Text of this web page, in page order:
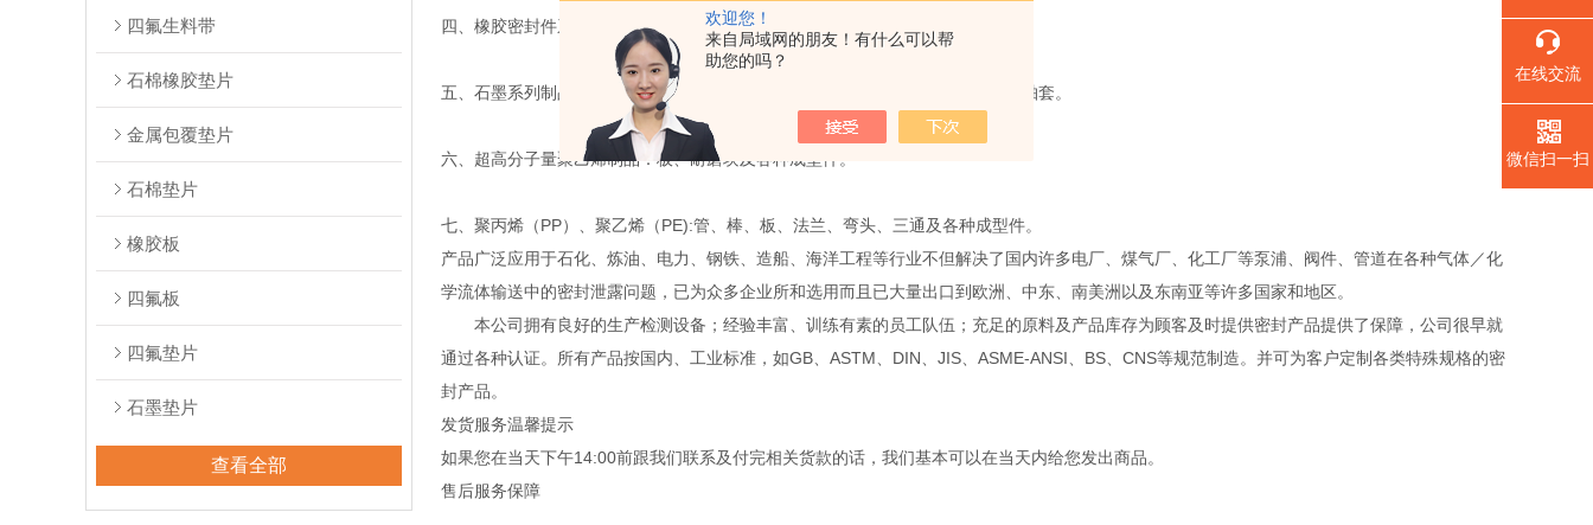
欢迎您！
来自局域网的朋友！有什么可以帮
助您的吗？
四氟生料带
石棉橡胶垫片
金属包覆垫片
石棉垫片
橡胶板
四氟板
四氟垫片
石墨垫片
查看全部
四、橡胶密封件系列制品：氟橡胶、丁晴胶、耐油胶、硅橡胶。
五、石墨系列制品：柔性石墨和电碳石墨，品种有：垫片、填料、平环、液下泵轴套。
六、超高分子量聚乙烯制品：板、耐磨块及各种成型件。
七、聚丙烯（PP）、聚乙烯（PE):管、棒、板、法兰、弯头、三通及各种成型件。
产品广泛应用于石化、炼油、电力、钢铁、造船、海洋工程等行业不但解决了国内许多电厂、煤气厂、化工厂等泵浦、阀件、管道在各种气体／化
学流体输送中的密封泄露问题，已为众多企业所和选用而且已大量出口到欧洲、中东、南美洲以及东南亚等许多国家和地区。
本公司拥有良好的生产检测设备；经验丰富、训练有素的员工队伍；充足的原料及产品库存为顾客及时提供密封产品提供了保障，公司很早就
通过各种认证。所有产品按国内、工业标准，如GB、ASTM、DIN、JIS、ASME-ANSI、BS、CNS等规范制造。并可为客户定制各类特殊规格的密
封产品。
发货服务温馨提示
如果您在当天下午14:00前跟我们联系及付完相关货款的话，我们基本可以在当天内给您发出商品。
售后服务保障
在线交流
微信扫一扫